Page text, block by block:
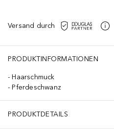
Versand durch
PRODUKTINFORMATIONEN
Haarschmuck
Pferdeschwanz
PRODUKTDETAILS